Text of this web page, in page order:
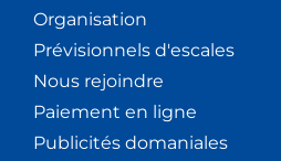
Organisation
Prévisionnels d'escales
Nous rejoindre
Paiement en ligne
Publicités domaniales